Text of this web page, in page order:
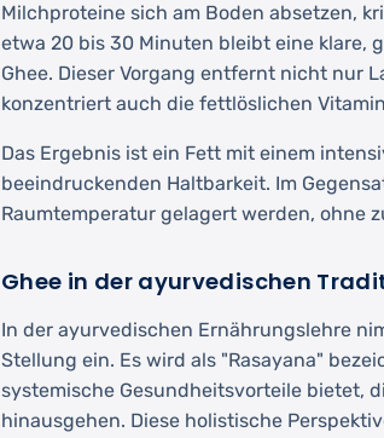
Milchproteine sich am Boden absetzen,
etwa 20 bis 30 Minuten bleibt eine klare,
Ghee. Dieser Vorgang entfernt nicht nur
konzentriert auch die fettlöslichen
Das Ergebnis ist ein Fett mit einem
beeindruckenden Haltbarkeit. Im
Raumtemperatur gelagert werden, ohne
Ghee in der ayurvedischen
In der ayurvedischen Ernährungslehre
Stellung ein. Es wird als "Rasayana"
systemische Gesundheitsvorteile bietet,
hinausgehen. Diese holistische